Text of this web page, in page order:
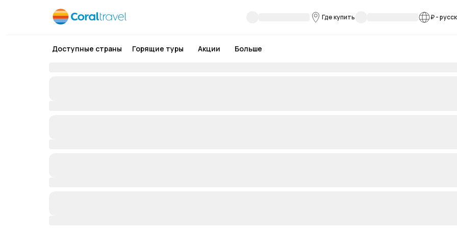
Где купить ₽-
Доступные страны Горящие туры Акции Больше